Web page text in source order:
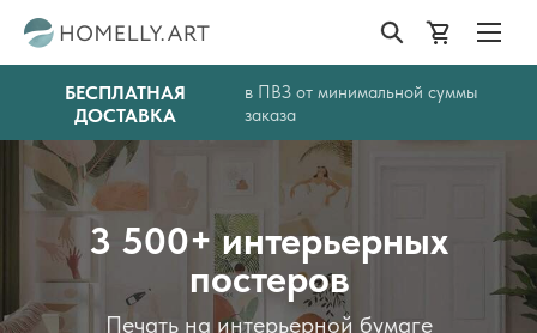
БЕСПЛАТНАЯ
ДОСТАВКА
в ПВЗ от минимальной суммы
заказа
3 500+ интерьерных
постеров
Печать на интерьерной бумаге